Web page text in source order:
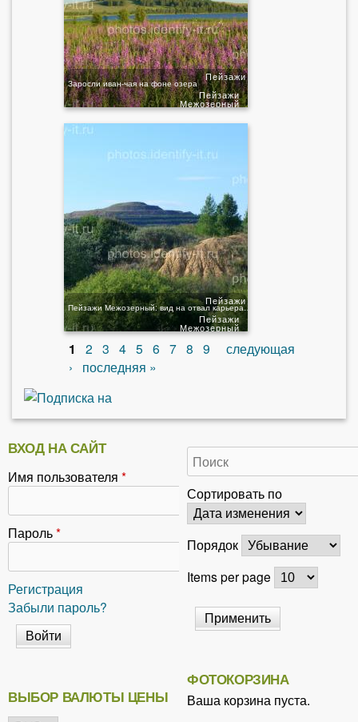
Заросли иван-чая на фоне озера
Пейзажи
Межозерный
Пейзажи
Пейзажи Межозерный: вид на отвал карьера рядом с озером
Пейзажи
Межозерный
Пейзажи
1 2 3 4 5 6 7 8 9
следующая
›
последняя »
ВХОД НА САЙТ
Имя пользователя *
Пароль*
Регистрация
Забыли пароль?
ВЫБОР ВАЛЮТЫ ЦЕНЫ
Сортировать по
Порядок
Items per page
ФОТОКОРЗИНА
Ваша корзина пуста.